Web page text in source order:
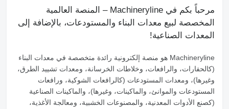
مرحباً بكم في Machineryline – المنصة العالمية
المخصصة لبيع معدات البناء والمستودعات، بالإضافة إلى
المعدات الصناعية!
Machineryline هو منصة إلكترونية رائدة متخصصة في معدات البناء
(كالحفارات، والرافعات، وخلاطات الخرسانة، ومعدات تشييد الطرق،
وغيرها)، ومعدات المستودعات (كالرافعات الشوكية، ورافعات
المستودعات والموانئ، والماكينات، وغيرها)، والماكينات الصناعية
(كصنع الأدوات المعدنية، والمصنوعات الخشبية، ومعالجة الأغذية،